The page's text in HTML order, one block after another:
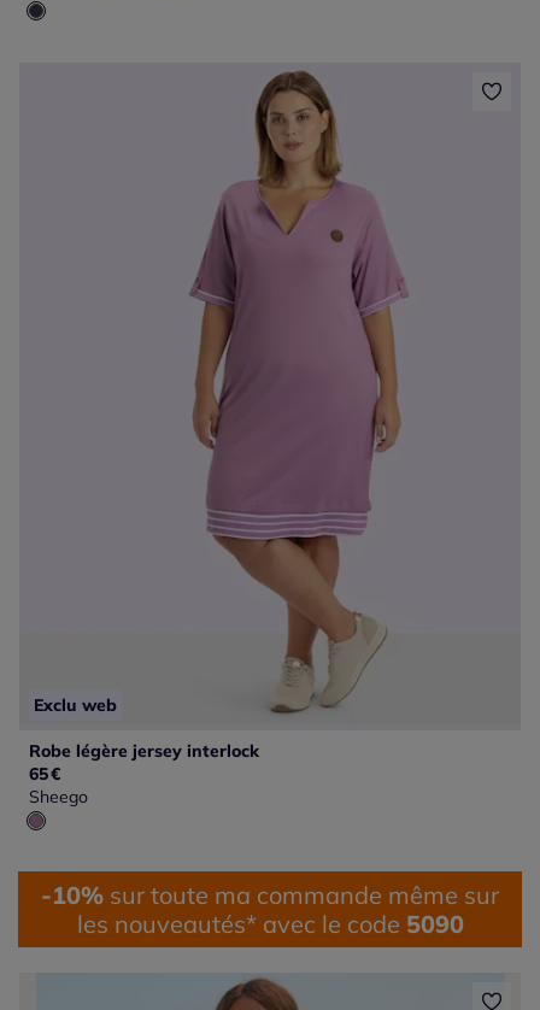
Exclu web
Robe légère jersey interlock
65€
Sheego
-10% sur toute ma commande même sur
les nouveautés* avec le code 5090